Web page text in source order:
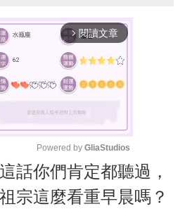
arrow_forward_ios 閱讀文章
M
u
t
Powered by GliaStudios
這話你們肯定都聽過，
宗這麼看重早晨嗎？